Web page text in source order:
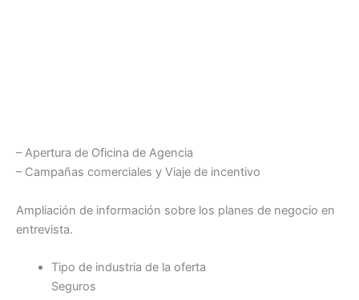
– Apertura de Oficina de Agencia
– Campañas comerciales y Viaje de incentivo
Ampliación de información sobre los planes de negocio en
entrevista.
Tipo de industria de la oferta
Seguros